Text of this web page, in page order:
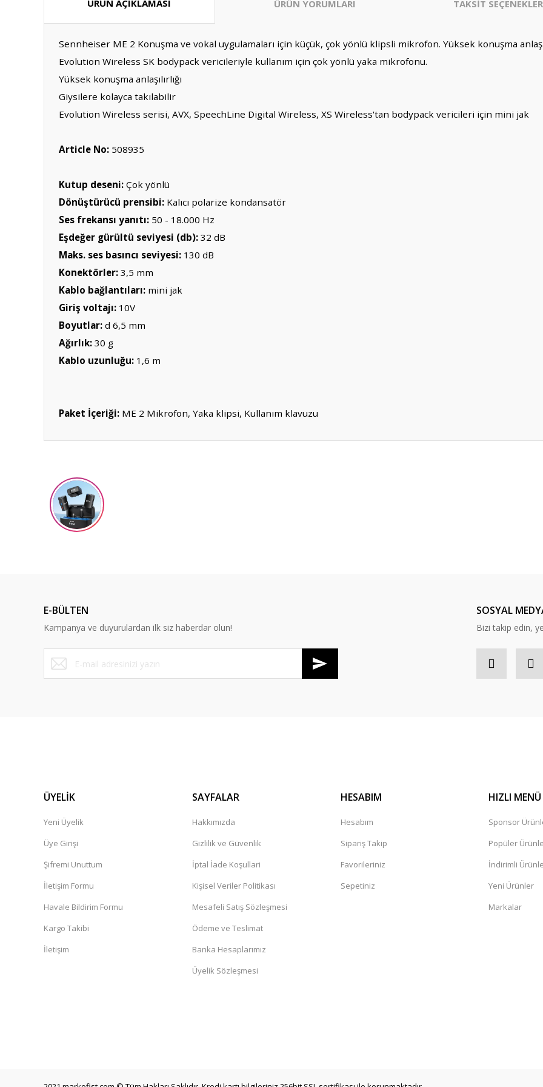
ÜRÜN AÇIKLAMASI ÜRÜN YORUMLARI TAKSİT
Sennheiser ME 2 Konuşma ve vokal uygulamaları için küçük, çok yönlü klipsli mikrofon. Yüksek konuşma
Evolution Wireless SK bodypack vericileriyle kullanım için çok yönlü yaka mikrofonu.
Yüksek konuşma anlaşılırlığı
Giysilere kolayca takılabilir
Evolution Wireless serisi, AVX, SpeechLine Digital Wireless, XS Wireless'tan bodypack vericileri için mini jak
Article No: 508935
Kutup deseni: Çok yönlü
Dönüştürücü prensibi: Kalıcı polarize kondansatör
Ses frekansı yanıtı: 50 - 18.000 Hz
Eşdeğer gürültü seviyesi (db): 32 dB
Maks. ses basıncı seviyesi: 130 dB
Konektörler: 3,5 mm
Kablo bağlantıları: mini jak
Giriş voltajı: 10V
Boyutlar: d 6,5 mm
Ağırlık: 30 g
Kablo uzunluğu: 1,6 m
Paket İçeriği: ME 2 Mikrofon, Yaka klipsi, Kullanım klavuzu
Ürün resmi kalitesiz, bozuk veya görüntülenemiyor.
Ürün açıklamasında eksik bilgiler bulunuyor.
E-BÜLTEN
Kampanya ve duyurulardan ilk siz haberdar olun!
SOSYAL
Bizi takip edin,
ÜYELİK
Yeni Üyelik
Üye Girişi
Şifremi Unuttum
İletişim Formu
Havale Bildirim Formu
Kargo Takibi
İletişim
SAYFALAR
Hakkımızda
Gizlilik ve Güvenlik
İptal İade Koşullari
Kişisel Veriler Politikası
Mesafeli Satış Sözleşmesi
Ödeme ve Teslimat
Banka Hesaplarımız
Üyelik Sözleşmesi
HESABIM
Hesabım
Sipariş Takip
Favorileriniz
Sepetiniz
HIZLI MENÜ
Sponsor
Popüler
İndirimli
Yeni Ürünler
Markalar